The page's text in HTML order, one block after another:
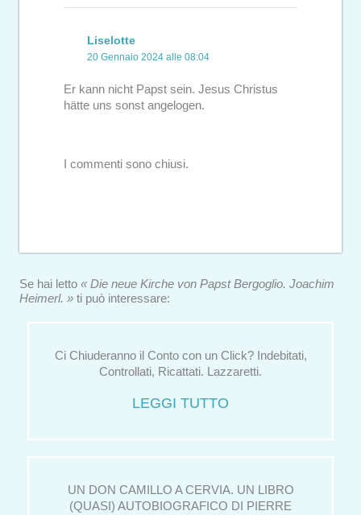
Liselotte
20 Gennaio 2024 alle 08:04
Er kann nicht Papst sein. Jesus Christus
hätte uns sonst angelogen.
I commenti sono chiusi.
Se hai letto « Die neue Kirche von Papst Bergoglio. Joachim
Heimerl. » ti può interessare:
Ci Chiuderanno il Conto con un Click? Indebitati,
Controllati, Ricattati. Lazzaretti.
LEGGI TUTTO
UN DON CAMILLO A CERVIA. UN LIBRO
(QUASI) AUTOBIOGRAFICO DI PIERRE